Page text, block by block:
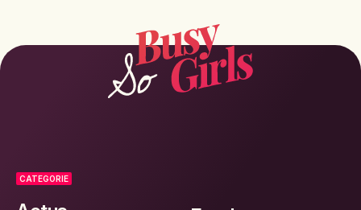
CATEGORIE